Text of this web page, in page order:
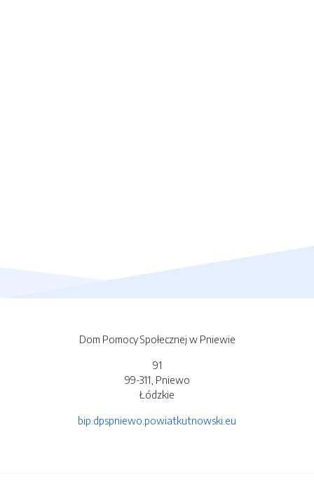
Dom Pomocy Społecznej w Pniewie
91
99-311, Pniewo
Łódzkie
bip.dpspniewo.powiatkutnowski.eu